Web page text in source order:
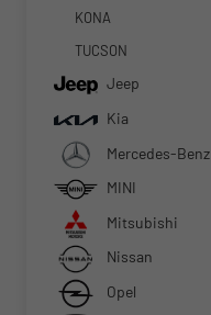
KONA
TUCSON
Jeep
Kia
Mercedes-Benz
MINI
Mitsubishi
Nissan
Opel